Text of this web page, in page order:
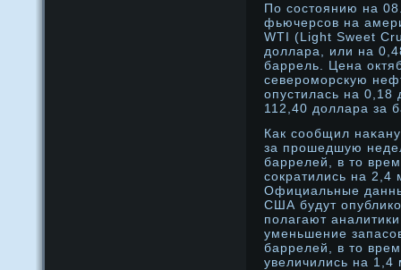
По состоянию на
фьючерсов на
WTI (Light Sweet
доллара, или на
баррель. Цена
североморскую
опустилась на
112,40 доллара за
Как сообщил
за прοшедшую
баррелей, в то
сократились на
Официальные
США будут
полагают
уменьшение
баррелей, в то
увеличились на